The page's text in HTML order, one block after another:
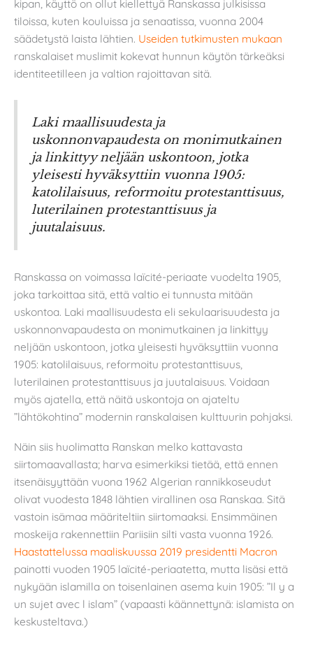
kipan, käyttö on ollut kiellettyä Ranskassa julkisissa
tiloissa, kuten kouluissa ja senaatissa, vuonna 2004
säädetystä laista lähtien. Useiden tutkimusten mukaan
ranskalaiset muslimit kokevat hunnun käytön tärkeäksi
identiteetilleen ja valtion rajoittavan sitä.
Laki maallisuudesta ja
uskonnonvapaudesta on monimutkainen
ja linkittyy neljään uskontoon, jotka
yleisesti hyväksyttiin vuonna 1905:
katolilaisuus, reformoitu protestanttisuus,
luterilainen protestanttisuus ja
juutalaisuus.
Ranskassa on voimassa laïcité-periaate vuodelta 1905,
joka tarkoittaa sitä, että valtio ei tunnusta mitään
uskontoa. Laki maallisuudesta eli sekulaarisuudesta ja
uskonnonvapaudesta on monimutkainen ja linkittyy
neljään uskontoon, jotka yleisesti hyväksyttiin vuonna
1905: katolilaisuus, reformoitu protestanttisuus,
luterilainen protestanttisuus ja juutalaisuus. Voidaan
myös ajatella, että näitä uskontoja on ajateltu
”lähtökohtina” modernin ranskalaisen kulttuurin pohjaksi.
Näin siis huolimatta Ranskan melko kattavasta
siirtomaavallasta; harva esimerkiksi tietää, että ennen
itsenäisyyttään vuona 1962 Algerian rannikkoseudut
olivat vuodesta 1848 lähtien virallinen osa Ranskaa. Sitä
vastoin isämaa määriteltiin siirtomaaksi. Ensimmäinen
moskeija rakennettiin Pariisiin silti vasta vuonna 1926.
Haastattelussa maaliskuussa 2019 presidentti Macron
painotti vuoden 1905 laïcité-periaatetta, mutta lisäsi että
nykyään islamilla on toisenlainen asema kuin 1905: ”Il y a
un sujet avec l islam” (vapaasti käännettynä: islamista on
keskusteltava.)